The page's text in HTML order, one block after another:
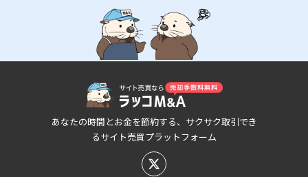
あなたの時間とお金を節約する、サクサク取引でき
るサイト売買プラットフォーム